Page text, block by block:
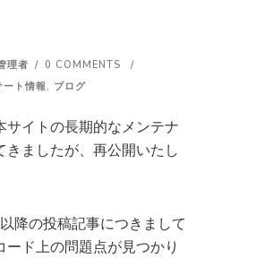
理者 / 0 COMMENTS
/
ート情報, ブログ
サイトの長期的なメンテナ
きましたが、再公開いたし
降の投稿記事につきまして
ード上の問題点が見つかり